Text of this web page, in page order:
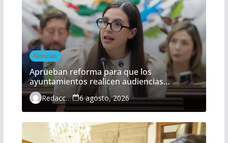
Noticias
Aprueban reforma para que los
ayuntamientos realicen audiencias
ciudadanas de manera obligatoria
Redacción 6 agosto, 2026